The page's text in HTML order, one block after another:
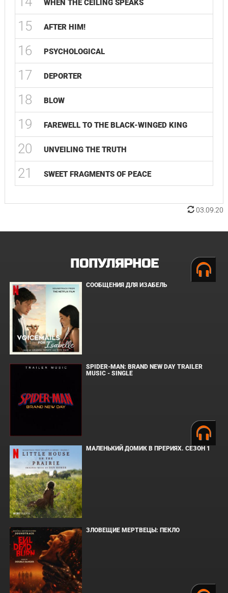
WHEN THE CEILING SPEAKS
15 AFTER HIM!
16 PSYCHOLOGICAL
17 DEPORTER
18 BLOW
19 FAREWELL TO THE BLACK-WINGED KING
20 UNVEILING THE TRUTH
21 SWEET FRAGMENTS OF PEACE
03.09.20
ПОПУЛЯРНОЕ
СООБЩЕНИЯ ДЛЯ ИЗАБЕЛЬ
SPIDER-MAN: BRAND NEW DAY TRAILER
MUSIC - SINGLE
МАЛЕНЬКИЙ ДОМИК В ПРЕРИЯХ. СЕЗОН 1
ЗЛОВЕЩИЕ МЕРТВЕЦЫ: ПЕКЛО